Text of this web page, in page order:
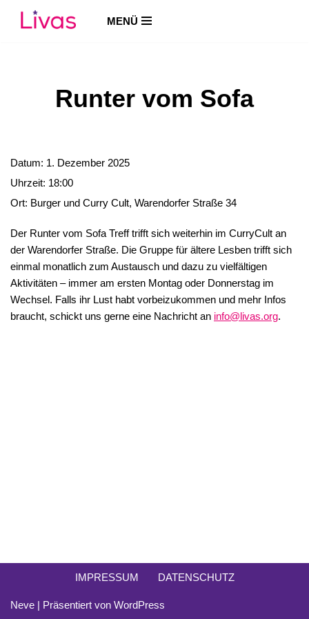
MENÜ
Runter vom Sofa
Datum: 1. Dezember 2025
Uhrzeit: 18:00
Ort: Burger und Curry Cult, Warendorfer Straße 34
Der Runter vom Sofa Treff trifft sich weiterhin im CurryCult an
der Warendorfer Straße. Die Gruppe für ältere Lesben trifft sich
einmal monatlich zum Austausch und dazu zu vielfältigen
Aktivitäten – immer am ersten Montag oder Donnerstag im
Wechsel. Falls ihr Lust habt vorbeizukommen und mehr Infos
braucht, schickt uns gerne eine Nachricht an info@livas.org.
IMPRESSUM DATENSCHUTZ
Neve | Präsentiert von WordPress